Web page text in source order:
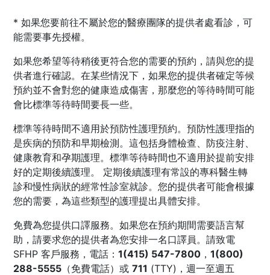
* 如果您要前往不屬於您的醫療團隊的提供者處看診，可
能需要事先授權。
如果您希望等待稍後更符合您的需要的預約，請與您的提
供者進行確認。在某些情況下，如果您的提供者確定等候
預約並不會對您的健康造成傷害，那麼您的等待時間可能
會比標準等待時間要長一些。
標準等待時間不適用於預防性護理預約。預防性護理指的
是疾病的預防和早期檢測。這包括身體檢查、防疫注射、
健康教育和孕期護理。標準等待時間也不適用於提前安排
好的定期後續護理。 定期後續護理有常設的專科醫生轉
診和慢性病狀的經常性診室就診。您的提供者可能會根據
您的需要，為這些類型的護理提出具體安排。
免費為您提供口譯服務。如果您在預約期間需要語言幫
助，請要求您的提供者為您安排一名口譯員。請致電
SFHP 客戶服務，電話：1(415) 547-7800 ，1(800)
288-5555 （免費電話）或711 (TTY)，週一至週五